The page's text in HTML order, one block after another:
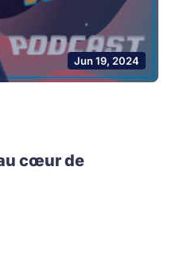
Jun 19, 2024
cœur de